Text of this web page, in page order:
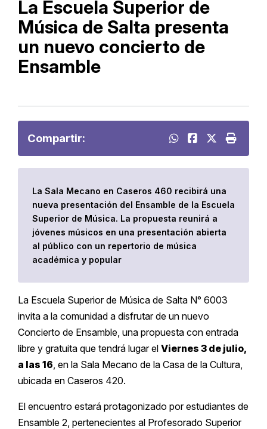
La Escuela Superior de
Música de Salta presenta
un nuevo concierto de
Ensamble
Compartir:
La Sala Mecano en Caseros 460 recibirá una
nueva presentación del Ensamble de la Escuela
Superior de Música. La propuesta reunirá a
jóvenes músicos en una presentación abierta
al público con un repertorio de música
académica y popular
La Escuela Superior de Música de Salta N° 6003
invita a la comunidad a disfrutar de un nuevo
Concierto de Ensamble, una propuesta con entrada
libre y gratuita que tendrá lugar el Viernes 3 de julio,
a las 16 , en la Sala Mecano de la Casa de la Cultura,
ubicada en Caseros 420.
El encuentro estará protagonizado por estudiantes de
Ensamble 2, pertenecientes al Profesorado Superior